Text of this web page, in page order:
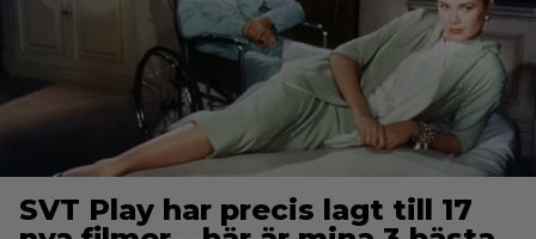
SVT Play har precis lagt till 17